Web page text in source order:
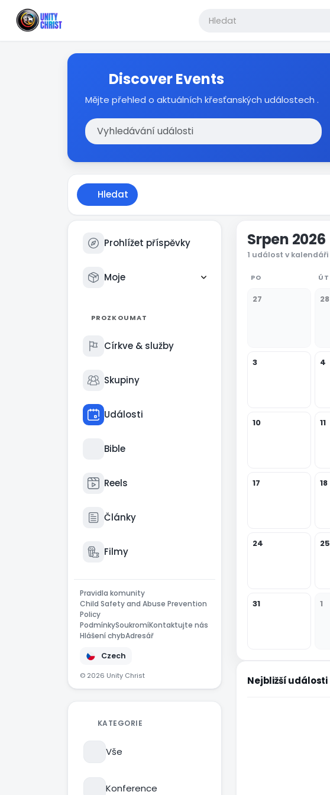
Discover Events
Mějte přehled o aktuálních křesťanských událostech .
Hledat
Prohlížet příspěvky
Moje
PROZKOUMAT
Církve & služby
Skupiny
Události
Bible
Reels
Články
Filmy
Pravidla komunity
Child Safety and Abuse Prevention
Policy
PodmínkySoukromíKontaktujte nás
Hlášení chybAdresář
Czech
© 2026 Unity Christ
KATEGORIE
Vše
Konference
Srpen 2026
1 událost v kalendáři
PO ÚT
27 28
3 4
10 11
17 18
24 25
31 1
Nejbližší události